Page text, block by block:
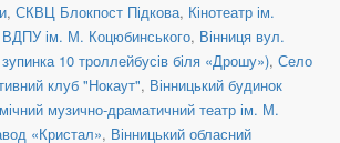
, СКВЦ Блокпост Підкова, Кінотеатр ім.
ВДПУ ім. М. Коцюбинського, Вінниця вул.
10 троллейбусів біля «Дрошу»), Село
клуб "Нокаут", Вінницький будинок
музично-драматичний театр ім. М.
«Кристал», Вінницький обласний